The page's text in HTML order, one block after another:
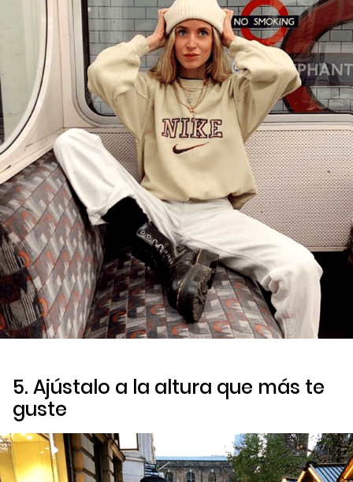
5. Ajústalo a la altura que más te
guste